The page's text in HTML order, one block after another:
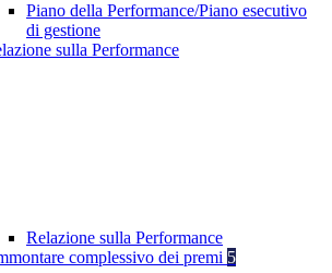
Piano della Performance/Piano esecutivo
di gestione
sulla Performance
Relazione sulla Performance
complessivo dei premi 5